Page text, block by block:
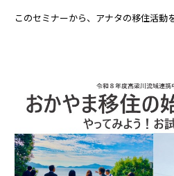
このセミナーから、アナタの移住活動